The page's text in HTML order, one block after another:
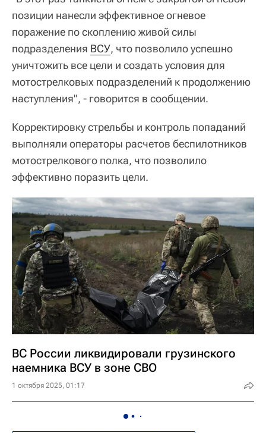
позиции нанесли эффективное огневое
поражение по скоплению живой силы
подразделения ВСУ, что позволило успешно
уничтожить все цели и создать условия для
мотострелковых подразделений к продолжению
наступления", - говорится в сообщении.
Корректировку стрельбы и контроль попаданий
выполняли операторы расчетов беспилотников
мотострелкового полка, что позволило
эффективно поразить цели.
ВС России ликвидировали грузинского
наемника ВСУ в зоне СВО
1 октября 2025, 01:17